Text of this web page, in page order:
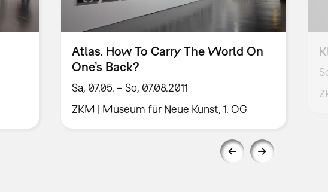
Atlas. How To Carry The World On
One’s Back?
Sa, 07.05. – So, 07.08.2011
ZKM | Museum für Neue Kunst, 1. OG